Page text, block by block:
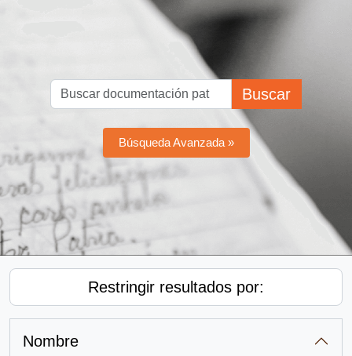
Buscar
Búsqueda Avanzada »
Restringir resultados por:
Nombre